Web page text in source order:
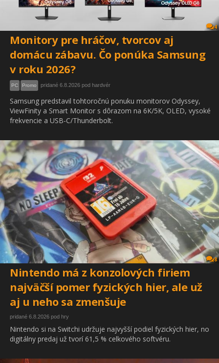
4
Monitory pre hráčov, tvorcov aj
domácu zábavu. Čo ponúka Samsung
v roku 2026?
PC Promo pridané 6.8.2026 pod hardvér
Samsung predstavil tohtoročnú ponuku monitorov Odyssey,
ViewFinity a Smart Monitor s dôrazom na 6K/5K, OLED, vysoké
frekvencie a USB-C/Thunderbolt.
8
Nintendo má z konzolových firiem
najväčší pomer fyzických hier, ale už
aj u neho sa zmenšuje
pridané 6.8.2026 pod hry
Nintendo si na Switchi udržuje najvyšší podiel fyzických hier, no
digitálny predaj už tvorí 61,5 % celkového softvéru.